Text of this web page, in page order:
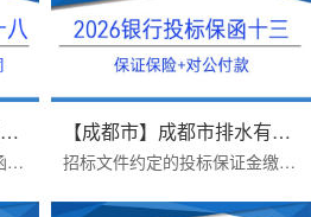
【兰州市】甘肃送变电工程有限公...
保函出具机构：富民银行保函受益人：甘肃送变电工程有限公司办理时效：一个工作日办理优势：1.保函见索即付格式，免反担保措施2.富民银行价格便宜3.异地项目远程办理保函金...
【成都市】成都市排水有限责任公...
招标文件约定的投标保证金缴纳方式：B、采用银行保函方式递交投标保证金的，投标人应在投标截止前1 个工作日17：00 前，将银行保函原件提交给招标人。投标人可自行选择银行...